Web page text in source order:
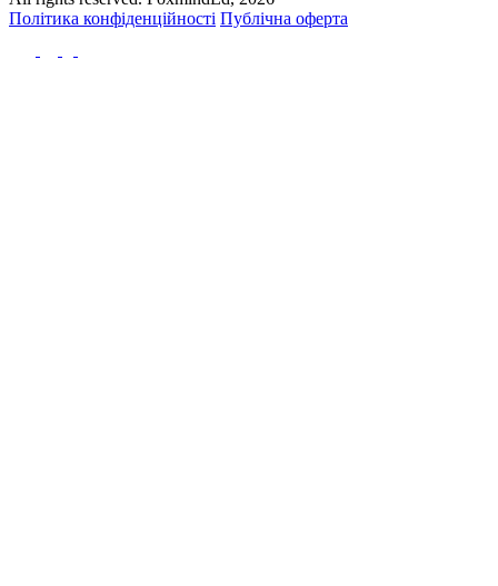
Політика конфіденційності Публічна оферта